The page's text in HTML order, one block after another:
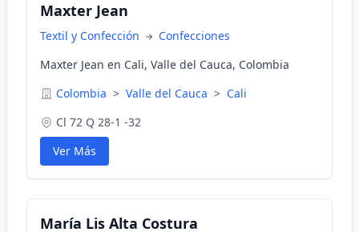
Maxter Jean
Textil y Confección
Confecciones
Maxter Jean en Cali, Valle del Cauca, Colombia
Colombia > Valle del Cauca > Cali
Cl 72 Q 28-1 -32
Ver Más
María Lis Alta Costura